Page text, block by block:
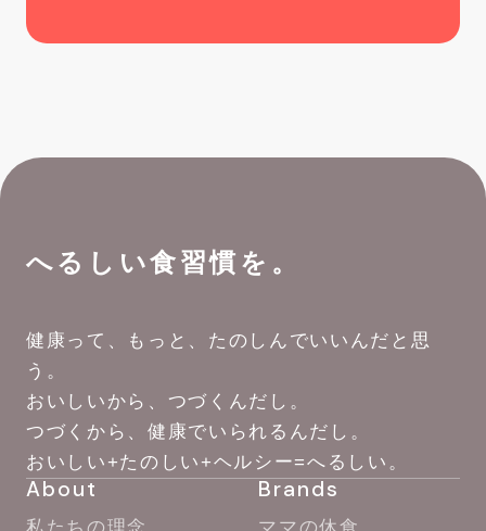
へるしい食習慣を。
健康って、もっと、たのしんでいいんだと思
う。
おいしいから、つづくんだし。
つづくから、健康でいられるんだし。
おいしい+たのしい+ヘルシー=へるしい。
About Brands